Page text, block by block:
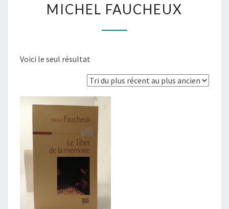
FAUCHEUX
MICHEL FAUCHEUX
Voici le seul résultat